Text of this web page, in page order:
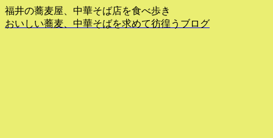
福井の蕎麦屋、中華そば店を食べ歩き
おいしい蕎麦、中華そばを求めて彷徨うブログ